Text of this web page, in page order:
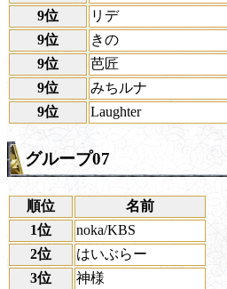
9位
リデ
9位
きの
9位
芭匠
9位
みちルナ
9位
Laughter
グループ07
順位
名前
1位
noka/KBS
2位
はいぶらー
3位
神様